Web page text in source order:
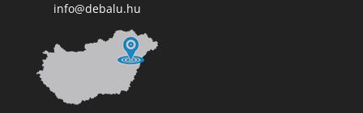
info@debalu.hu